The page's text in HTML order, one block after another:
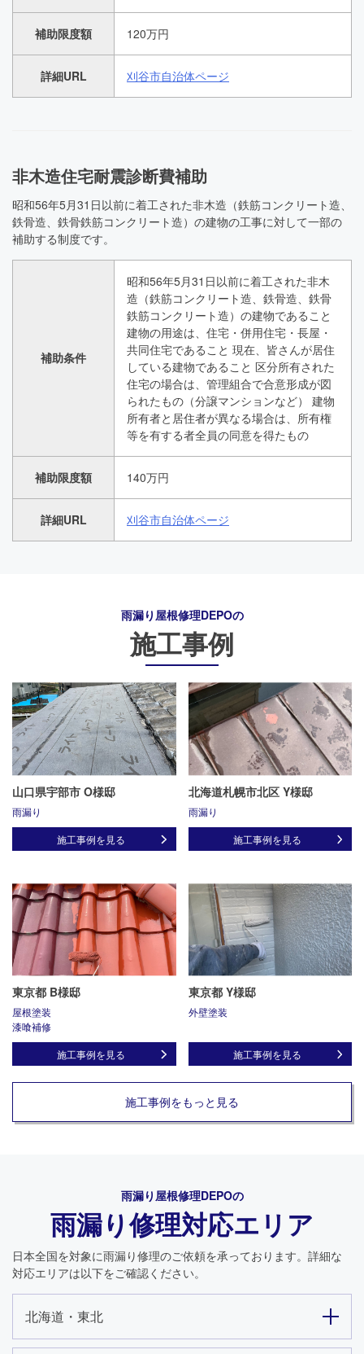
24時間365日対応
050-1883-0629
補助限度額 120万円
詳細URL 刈谷市自治体ページ
非木造住宅耐震診断費補助
昭和56年5月31日以前に着工された非木造（鉄筋コンクリート造、
鉄骨造、鉄骨鉄筋コンクリート造）の建物の工事に対して一部の
補助する制度です。
補助条件
昭和56年5月31日以前に着工された非木
造（鉄筋コンクリート造、鉄骨造、鉄骨
鉄筋コンクリート造）の建物であること
建物の用途は、住宅・併用住宅・長屋・
共同住宅であること 現在、皆さんが居住
している建物であること 区分所有された
住宅の場合は、管理組合で合意形成が図
られたもの（分譲マンションなど） 建物
所有者と居住者が異なる場合は、所有権
等を有する者全員の同意を得たもの
補助限度額 140万円
詳細URL 刈谷市自治体ページ
雨漏り屋根修理DEPOの
施工事例
山口県宇部市 O様邸
雨漏り
施工事例を見る
北海道札幌市北区 Y様邸
雨漏り
施工事例を見る
東京都 B様邸
屋根塗装
漆喰補修
施工事例を見る
東京都 Y様邸
外壁塗装
施工事例を見る
施工事例をもっと見る
雨漏り屋根修理DEPOの
雨漏り修理対応エリア
日本全国を対象に雨漏り修理のご依頼を承っております。詳細な
対応エリアは以下をご確認ください。
北海道・東北